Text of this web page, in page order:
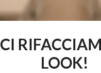
CI
LOOK!